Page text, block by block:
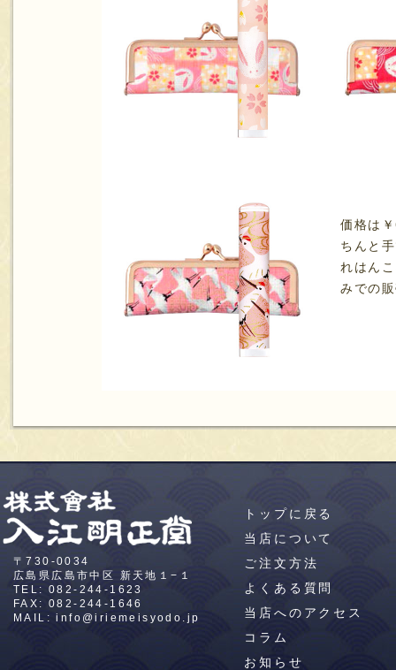
価格は
ちんと
れはん
みでの
〒730-0034
広島県広島市中区 新天地１−１
TEL: 082-244-1623
FAX: 082-244-1646
MAIL:info@iriemeisyodo.jp
トップに戻る
当店について
ご注文方法
よくある質問
当店へのアクセス
コラム
お知らせ